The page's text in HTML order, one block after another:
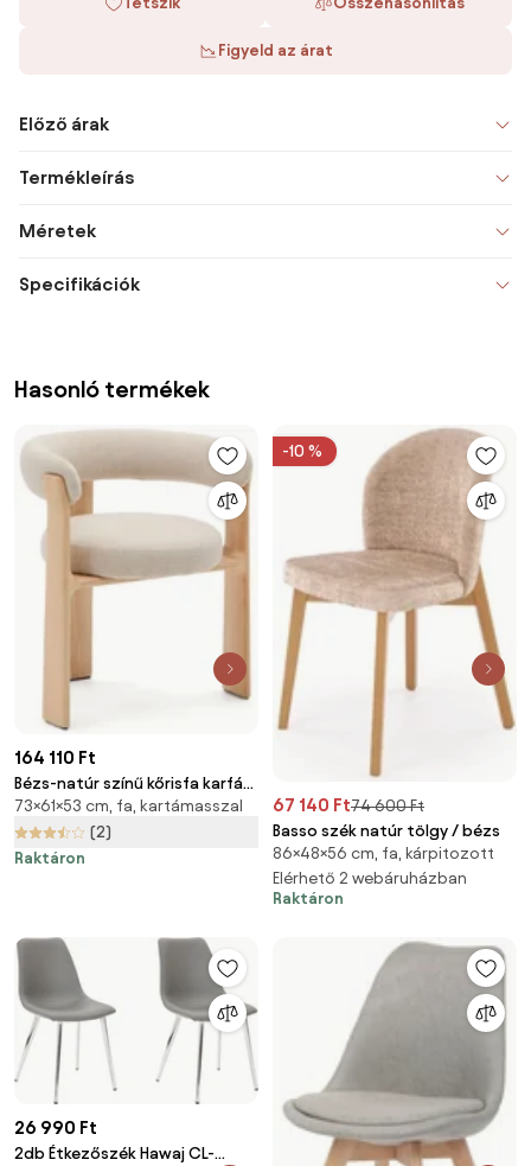
Figyeld az árat
Előző árak
Termékleírás
Méretek
Specifikációk
Hasonló termékek
164 110 Ft
Bézs-natúr színű kőrisfa karfás
étkezőfotel Granite – Kave
Home
73×61×53 cm, fa, kartámasszal
(2)
Raktáron
-10 %
67 140 Ft74 600 Ft
Basso szék natúr tölgy / bézs
86×48×56 cm, fa, kárpitozott
Elérhető 2 webáruházban
Raktáron
26 990 Ft
2db Étkezőszék Hawaj CL-